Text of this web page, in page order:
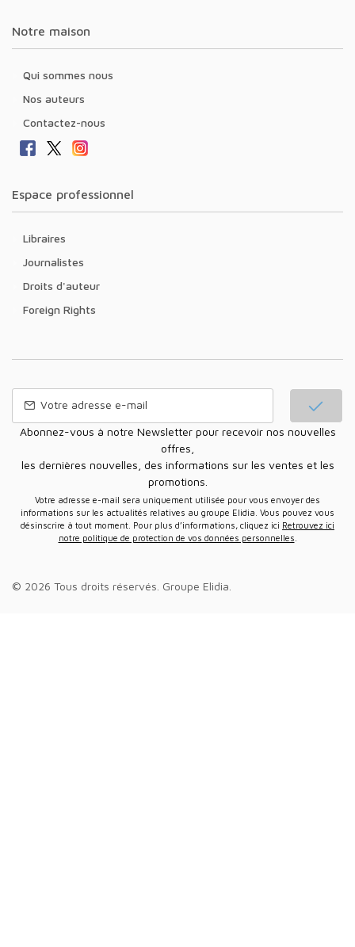
Notre maison
Qui sommes nous
Nos auteurs
Contactez-nous
Espace professionnel
Libraires
Journalistes
Droits d'auteur
Foreign Rights
Abonnez-vous à notre Newsletter pour recevoir nos nouvelles
offres,
les dernières nouvelles, des informations sur les ventes et les
promotions.
Votre adresse e-mail sera uniquement utilisée pour vous envoyer des
informations sur les actualités relatives au groupe Elidia. Vous pouvez vous
désinscrire à tout moment. Pour plus d’informations, cliquez ici Retrouvez ici
notre politique de protection de vos données personnelles
© 2026 Tous droits réservés. Groupe Elidia